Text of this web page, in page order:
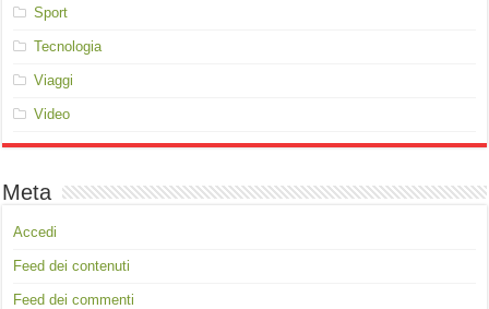
Sport
Tecnologia
Viaggi
Video
Meta
Accedi
Feed dei contenuti
Feed dei commenti